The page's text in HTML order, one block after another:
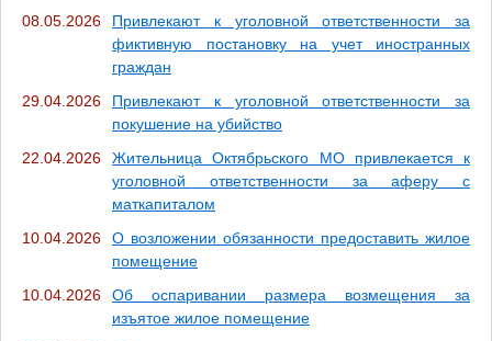
08.05.2026
Привлекают к уголовной ответственности за
фиктивную постановку на учет иностранных
граждан
29.04.2026
Привлекают к уголовной ответственности за
покушение на убийство
22.04.2026
Жительница Октябрьского МО привлекается к
уголовной ответственности за аферу с
маткапиталом
10.04.2026
О возложении обязанности предоставить жилое
помещение
10.04.2026
Об оспаривании размера возмещения за
изъятое жилое помещение